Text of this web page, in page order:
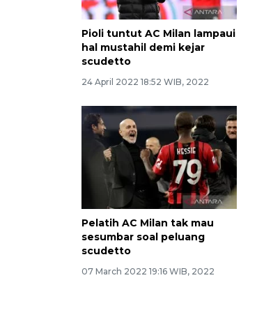
Pioli tuntut AC Milan lampaui
hal mustahil demi kejar
scudetto
24 April 2022 18:52 WIB, 2022
Pelatih AC Milan tak mau
sesumbar soal peluang
scudetto
07 March 2022 19:16 WIB, 2022